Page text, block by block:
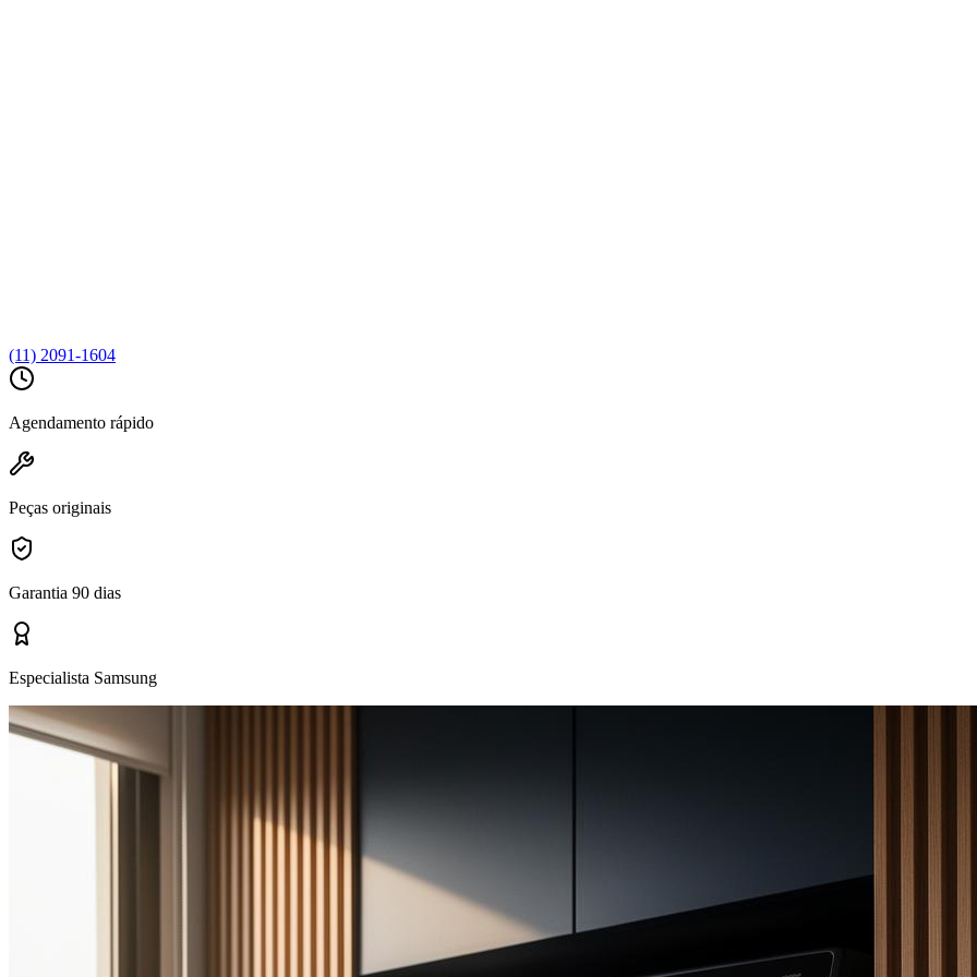
(11) 2091-1604
Agendamento rápido
Peças originais
Garantia 90 dias
Especialista Samsung